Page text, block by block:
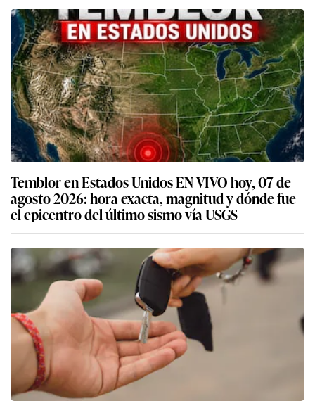
Temblor en Estados Unidos EN VIVO hoy, 07 de
agosto 2026: hora exacta, magnitud y dónde fue
el epicentro del último sismo vía USGS